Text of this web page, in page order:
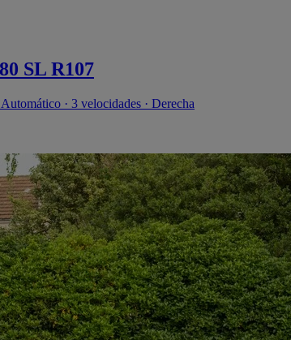
SL R107
· 3 velocidades · Derecha